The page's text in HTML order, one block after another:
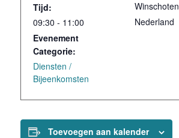
Tijd:
09:30 - 11:00
Evenement
Categorie:
Diensten /
Bijeenkomsten
Winschoten
Nederland
Toevoegen aan kalender